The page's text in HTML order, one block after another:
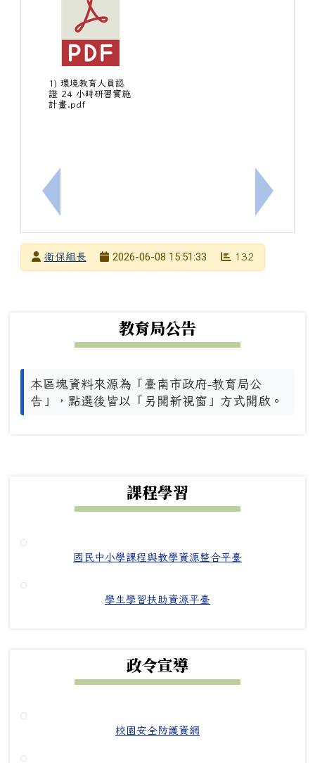
上一筆：轉知國立陽明交通大學辦理「腫瘤、免疫與
1) 環境教育人員認
證 24 小時研習實施
計畫.pdf
下一筆：
發布者衛保組長
2026-06-08 15:51:33 132
教育局公告
本區塊資料來源為「臺南市政府-教育局公
告」，點選後皆以「另開新視窗」方式開啟。
課程學習
國民中小學課程與教學資源整合平臺
學生學習扶助資源平臺
政令宣導
校園安全防護資網